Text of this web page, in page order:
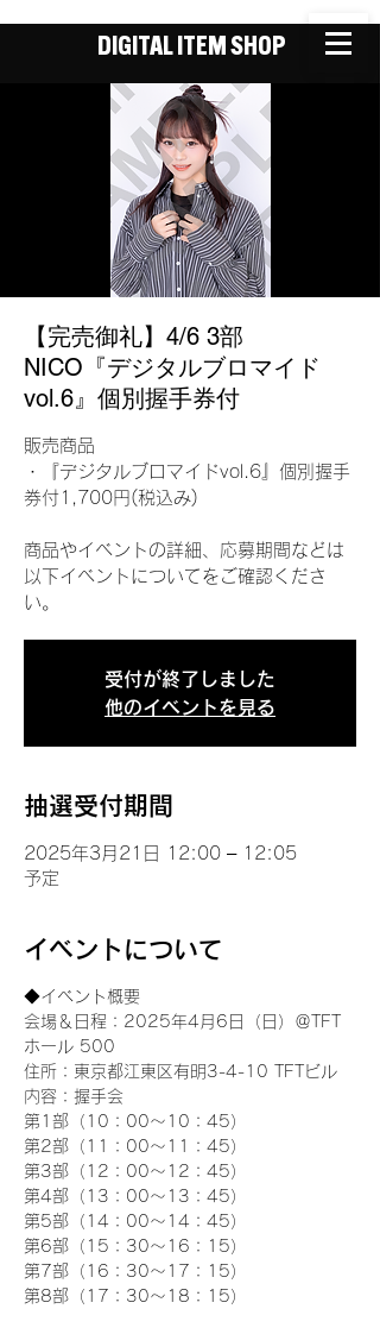
DIGITAL ITEM SHOP
【完売御礼】4/6 3部
NICO『デジタルブロマイド
vol.6』個別握手券付
販売商品
・『デジタルブロマイドvol.6』個別握手
券付1,700円(税込み)
商品やイベントの詳細、応募期間などは
以下イベントについてをご確認くださ
い。
受付が終了しました
他のイベントを見る
抽選受付期間
2025年3月21日 12:00 – 12:05
予定
イベントについて
◆イベント概要
会場＆日程：2025年4月6日（日）＠TFT
ホール 500
住所：東京都江東区有明3-4-10 TFTビル
内容：握手会
第1部（10：00～10：45）
第2部（11：00～11：45）
第3部（12：00～12：45）
第4部（13：00～13：45）
第5部（14：00～14：45）
第6部（15：30～16：15）
第7部（16：30～17：15）
第8部（17：30～18：15）